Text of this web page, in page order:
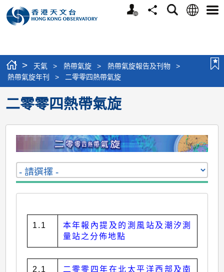
個
分
搜
語
選
> 天氣 > 熱帶氣旋 > 熱帶氣旋報告及刊物
>
熱帶氣旋年刊
> 二零零四熱帶氣旋
二零零四熱帶氣旋
1.1
本年報內提及的測風站及潮汐測
量站之分佈地點
2.1
二零零四年在北太平洋西部及南